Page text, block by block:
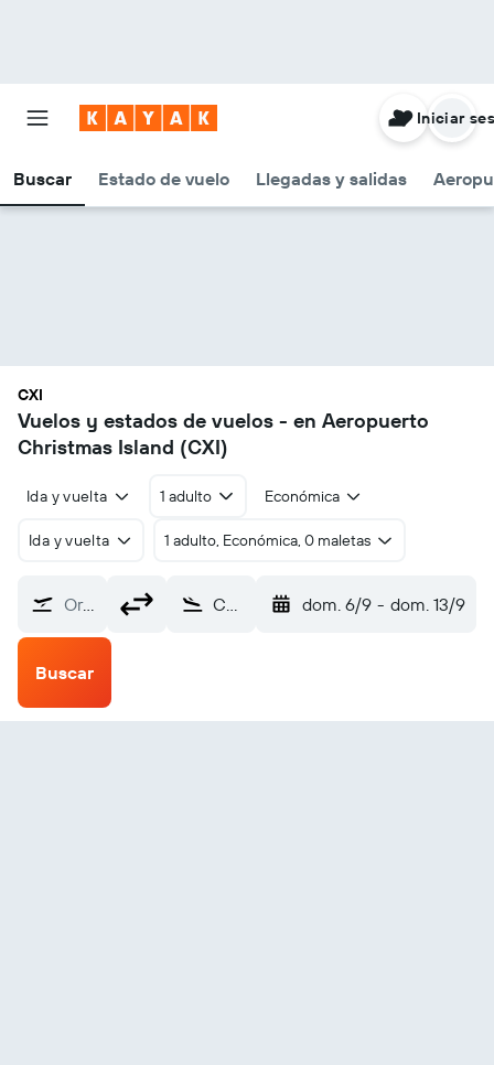
Buscar Estado de vuelo Llegadas y salidas
Iniciar
CXI
Vuelos y estados de vuelos - en Aeropuerto
Christmas Island (CXI)
Ida y vuelta 1 adulto Económica
Ida y vuelta 1 adulto, Económica, 0 maletas
Origen Christmas Island (CXI) dom. 6/9 - dom. 13/9
Buscar